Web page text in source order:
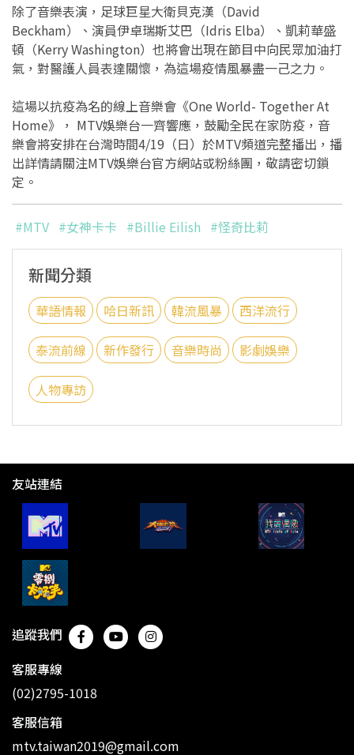
除了音樂表演，足球巨星大衛貝克漢（David
Beckham）、演員伊卓瑞斯艾巴（Idris Elba）、凱莉華盛
頓（Kerry Washington）也將會出現在節目中向民眾加油打
氣，對醫護人員表達關懷，為這場疫情風暴盡一己之力。
這場以抗疫為名的線上音樂會《One World- Together At
Home》， MTV娛樂台一齊響應，鼓勵全民在家防疫，音
樂會將安排在台灣時間4/19（日）於MTV頻道完整播出，播
出詳情請關注MTV娛樂台官方網站或粉絲團，敬請密切鎖
定。
#MTV #女神卡卡 #Billie Eilish #怪奇比莉
新聞分類
華語情報 哈日新訊 韓流風暴 西洋流行
泰流前線 新作發行 音樂時尚 影劇娛樂
人物專訪
友站連結
追蹤我們
客服專線
(02)2795-1018
客服信箱
mtv.taiwan2019@gmail.com